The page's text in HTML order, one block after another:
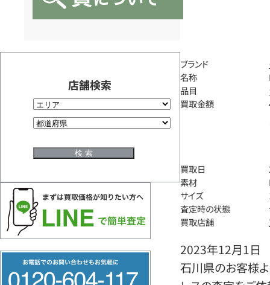
店舗検索
リ
ブランド
名称
品目
買取金額
買取日
素材
サイズ
査定時の状態
買取店舗
2023年12月1日
石川県のお客様よ